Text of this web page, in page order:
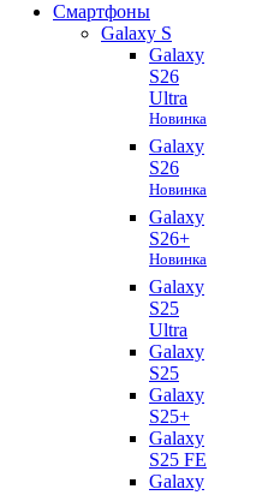
Смартфоны
Galaxy S
Galaxy
S26
Ultra
Новинка
Galaxy
S26
Новинка
Galaxy
S26+
Новинка
Galaxy
S25
Ultra
Galaxy
S25
Galaxy
S25+
Galaxy
S25 FE
Galaxy